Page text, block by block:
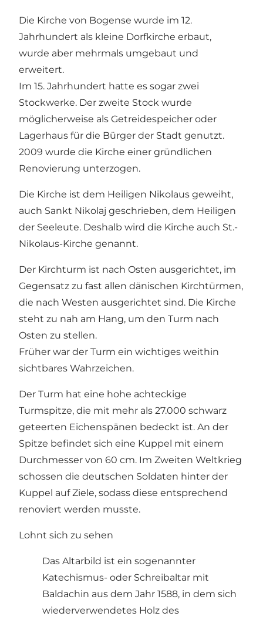
Die Kirche von Bogense wurde im 12.
Jahrhundert als kleine Dorfkirche erbaut,
wurde aber mehrmals umgebaut und
erweitert.
Im 15. Jahrhundert hatte es sogar zwei
Stockwerke. Der zweite Stock wurde
möglicherweise als Getreidespeicher oder
Lagerhaus für die Bürger der Stadt genutzt.
2009 wurde die Kirche einer gründlichen
Renovierung unterzogen.
Die Kirche ist dem Heiligen Nikolaus geweiht,
auch Sankt Nikolaj geschrieben, dem Heiligen
der Seeleute. Deshalb wird die Kirche auch St.-
Nikolaus-Kirche genannt.
Der Kirchturm ist nach Osten ausgerichtet, im
Gegensatz zu fast allen dänischen Kirchtürmen,
die nach Westen ausgerichtet sind. Die Kirche
steht zu nah am Hang, um den Turm nach
Osten zu stellen.
Früher war der Turm ein wichtiges weithin
sichtbares Wahrzeichen.
Der Turm hat eine hohe achteckige
Turmspitze, die mit mehr als 27.000 schwarz
geteerten Eichenspänen bedeckt ist. An der
Spitze befindet sich eine Kuppel mit einem
Durchmesser von 60 cm. Im Zweiten Weltkrieg
schossen die deutschen Soldaten hinter der
Kuppel auf Ziele, sodass diese entsprechend
renoviert werden musste.
Lohnt sich zu sehen
Das Altarbild ist ein sogenannter
Katechismus- oder Schreibaltar mit
Baldachin aus dem Jahr 1588, in dem sich
wiederverwendetes Holz des